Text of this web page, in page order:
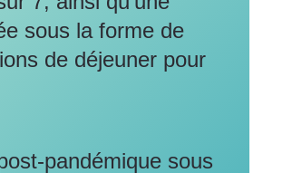
sous la forme de
de déjeuner pour
pandémique sous